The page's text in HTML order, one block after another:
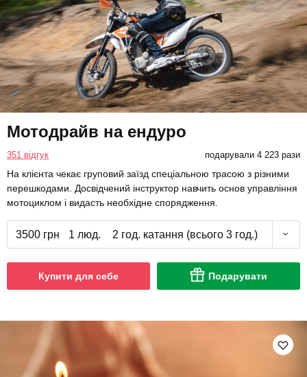
Мотодрайв на ендуро
351 відгук подарували 4 223 рази
На клієнта чекає груповий заїзд спеціальною трасою з різними
перешкодами. Досвідчений інструктор навчить основ управління
мотоциклом і видасть необхідне спорядження.
3500 грн 1 люд. 2 год. катання (всього 3 год.)
Купити для себе Подарувати